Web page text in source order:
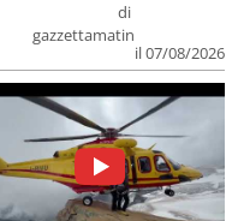
di
gazzettamatin
il 07/08/2026